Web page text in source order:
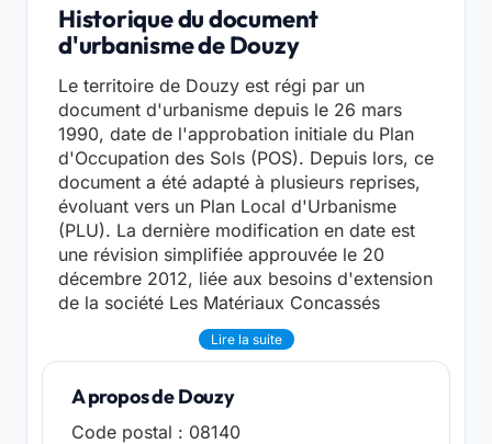
Historique du document
d'urbanisme de Douzy
Le territoire de Douzy est régi par un
document d'urbanisme depuis le 26 mars
1990, date de l'approbation initiale du Plan
d'Occupation des Sols (POS). Depuis lors, ce
document a été adapté à plusieurs reprises,
évoluant vers un Plan Local d'Urbanisme
(PLU). La dernière modification en date est
une révision simplifiée approuvée le 20
décembre 2012, liée aux besoins d'extension
de la société Les Matériaux Concassés
Lire la suite
A propos de Douzy
Code postal : 08140